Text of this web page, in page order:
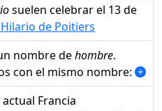
suelen celebrar el 13 de
de Poitiers
nombre dehombre.
con el mismo nombre:
actual Francia